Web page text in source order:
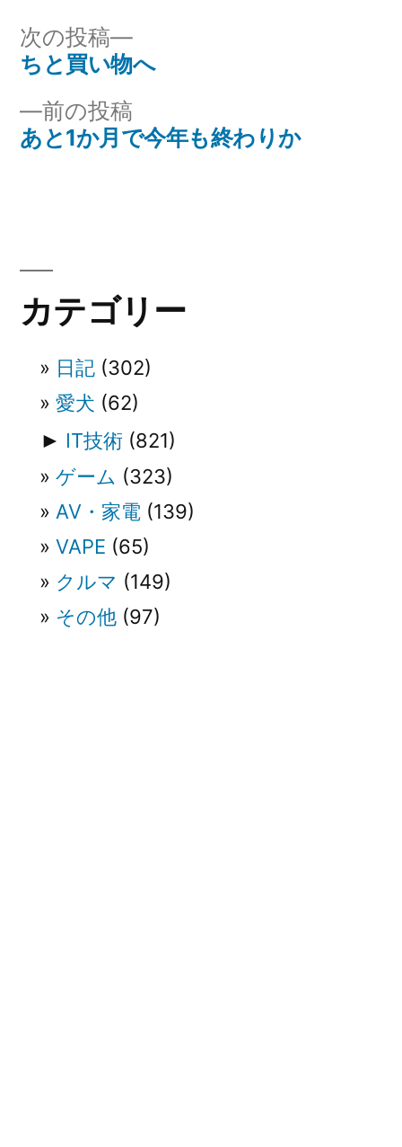
投
稿
ナ
ー
シ
前の投稿
の
あと1か月で今年も終わりか
次の投稿
次
の
ちと買い物へ
カテゴリー
日記 (302)
愛犬 (62)
► IT技術 (821)
ゲーム (323)
AV・家電 (139)
VAPE (65)
クルマ (149)
その他 (97)